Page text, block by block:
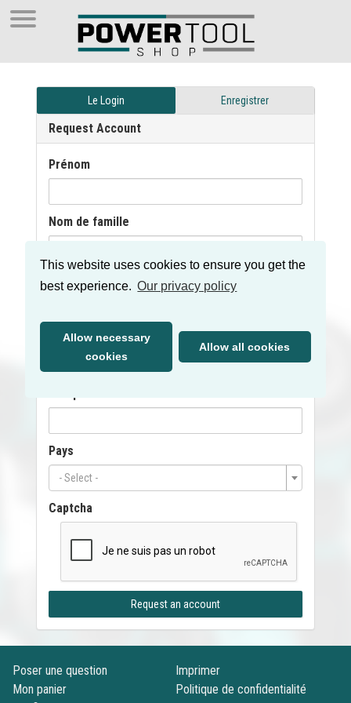
This website uses cookies to ensure you get the
best experience. Our privacy policy
Allow necessary
cookies
Allow all cookies
Le Login Enregistrer
Request Account
Prénom
Nom de famille
E-mail
Company Name
Pays
- Select -
Captcha
Request an account
Poser une question
Mon panier
Imprimer
Politique de confidentialité